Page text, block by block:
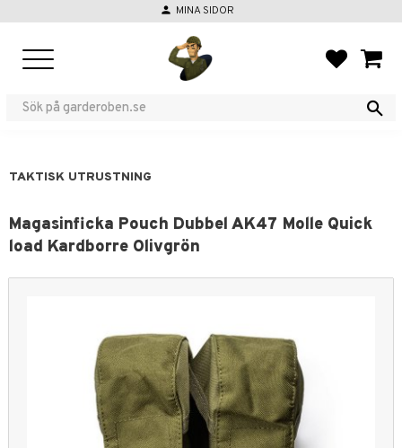
person MINA SIDOR
TAKTISK UTRUSTNING
Magasinficka Pouch Dubbel AK47 Molle Quick
load Kardborre Olivgrön